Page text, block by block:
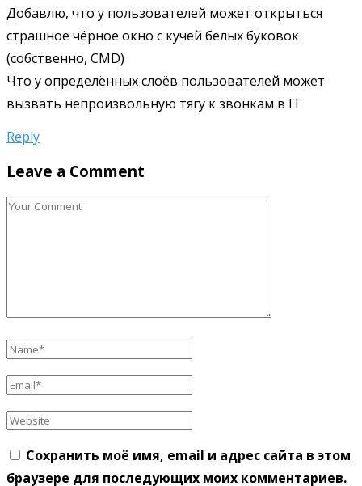
Добавлю, что у пользователей может открыться
страшное чёрное окно с кучей белых буковок
(собственно, CMD)
Что у определённых слоёв пользователей может
вызвать непроизвольную тягу к звонкам в IT
Reply
Leave a Comment
Сохранить моё имя, email и адрес сайта в этом
браузере для последующих моих комментариев.